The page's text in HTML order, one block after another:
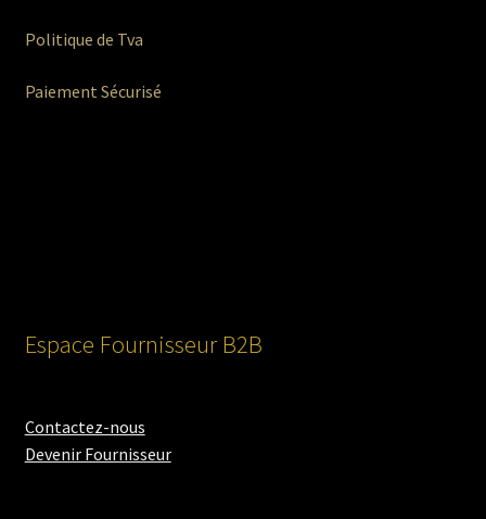
Politique de Tva
Paiement Sécurisé
Espace Fournisseur B2B
Contactez-nous
Devenir Fournisseur